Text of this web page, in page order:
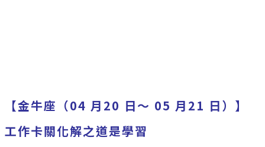
【金牛座（04 月20 日～ 05 月21 日）】
工作卡關化解之道是學習